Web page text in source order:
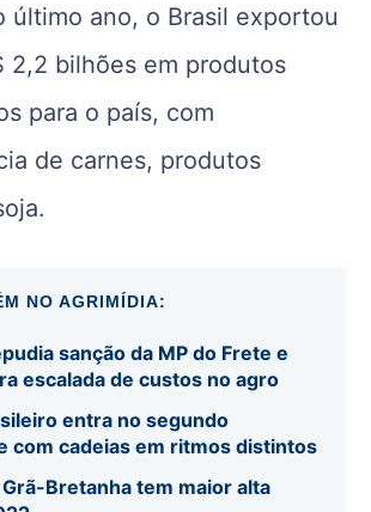
último ano, o Brasil exportou
2,2 bilhões em produtos
para o país, com
de carnes, produtos
NO AGRIMÍDIA:
sanção da MP do Frete e
escalada de custos no agro
entra no segundo
com cadeias em ritmos distintos
Grã-Bretanha tem maior alta